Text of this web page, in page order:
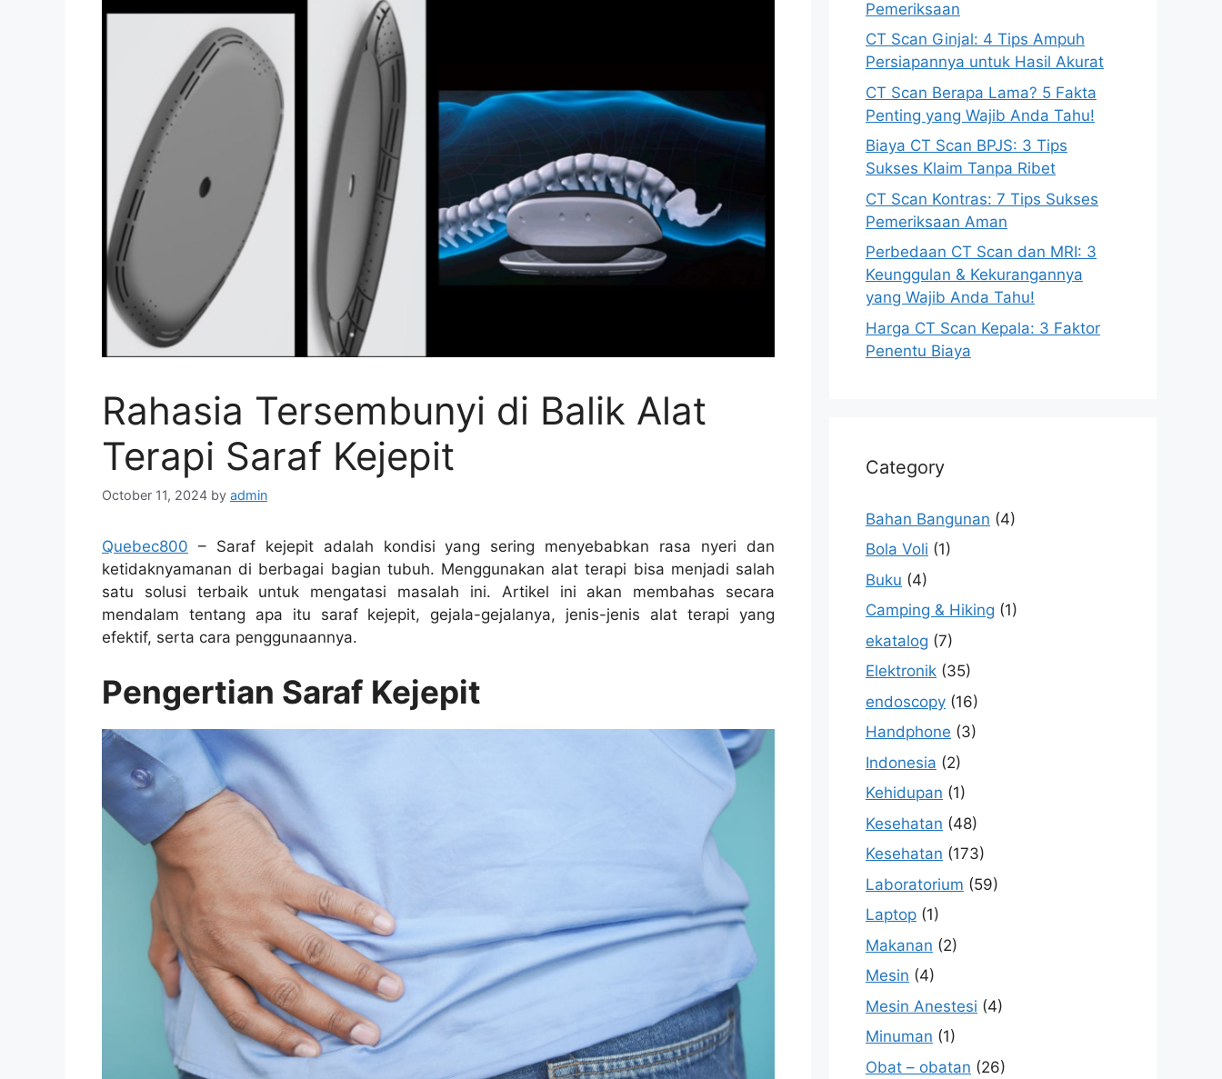
Rahasia Tersembunyi di Balik Alat
Terapi Saraf Kejepit
October 11, 2024 by admin
Quebec800 – Saraf kejepit adalah kondisi yang sering menyebabkan rasa nyeri dan
ketidaknyamanan di berbagai bagian tubuh. Menggunakan alat terapi bisa menjadi salah
satu solusi terbaik untuk mengatasi masalah ini. Artikel ini akan membahas secara
mendalam tentang apa itu saraf kejepit, gejala-gejalanya, jenis-jenis alat terapi yang
efektif, serta cara penggunaannya.
Pengertian Saraf Kejepit
Pemeriksaan
CT Scan Ginjal: 4 Tips Ampuh
Persiapannya untuk Hasil Akurat
CT Scan Berapa Lama? 5 Fakta
Penting yang Wajib Anda Tahu!
Biaya CT Scan BPJS: 3 Tips
Sukses Klaim Tanpa Ribet
CT Scan Kontras: 7 Tips Sukses
Pemeriksaan Aman
Perbedaan CT Scan dan MRI: 3
Keunggulan & Kekurangannya
yang Wajib Anda Tahu!
Harga CT Scan Kepala: 3 Faktor
Penentu Biaya
Category
Bahan Bangunan (4)
Bola Voli (1)
Buku (4)
Camping & Hiking (1)
ekatalog (7)
Elektronik (35)
endoscopy (16)
Handphone (3)
Indonesia (2)
Kehidupan (1)
Kesehatan (48)
Kesehatan (173)
Laboratorium (59)
Laptop (1)
Makanan (2)
Mesin (4)
Mesin Anestesi (4)
Minuman (1)
Obat – obatan (26)